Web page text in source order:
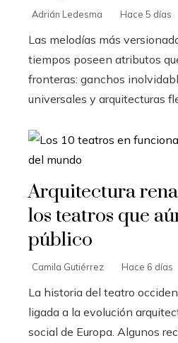
Adrián Ledesma Hace 5 días
Las melodías más
tiempos poseen atributos
fronteras: ganchos
universales y arquitecturas
Arquitectura
los teatros que
público
Camila Gutiérrez Hace 6 días
La historia del teatro
ligada a la evolución
social de Europa. Algunos